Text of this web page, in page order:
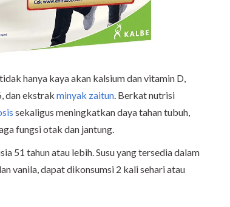
hanya kaya akan kalsium dan vitamin D,
dan ekstrak minyak zaitun. Berkat nutrisi
sekaligus meningkatkan daya tahan tubuh,
fungsi otak dan jantung.
51 tahun atau lebih. Susu yang tersedia dalam
vanila, dapat dikonsumsi 2 kali sehari atau